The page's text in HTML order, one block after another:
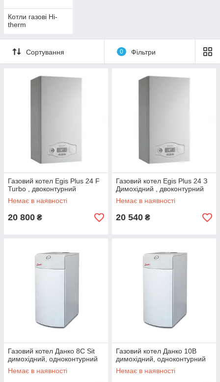
Котли газові Hi-
therm
Сортування 0 Фільтри
Газовий котел Egis Plus 24 F
Turbo , двоконтурний
Немає в наявності
20 800 ₴
Газовий котел Egis Plus 24 З
Димохідний , двоконтурний
Немає в наявності
20 540 ₴
Газовий котел Данко 8С Sit
димохідний, одноконтурний
Немає в наявності
Газовий котел Данко 10В
димохідний, одноконтурний
Немає в наявності